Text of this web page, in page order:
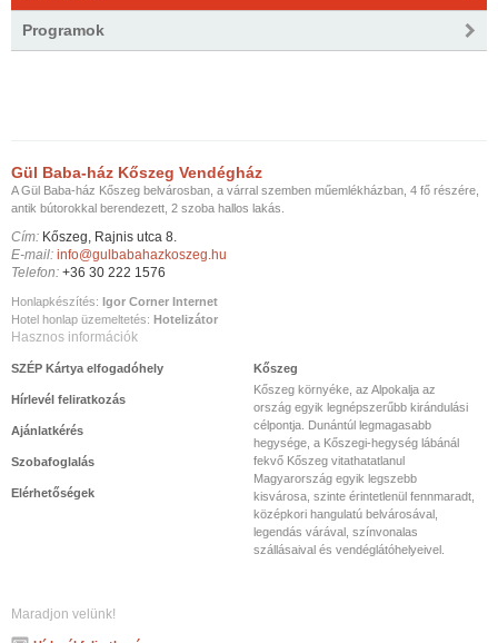
Programok
Gül Baba-ház Kőszeg Vendégház
A Gül Baba-ház Kőszeg belvárosban, a várral szemben műemlékházban, 4 fő részére,
antik bútorokkal berendezett, 2 szoba hallos lakás.
Cím: Kőszeg, Rajnis utca 8.
E-mail: info@gulbabahazkoszeg.hu
Telefon: +36 30 222 1576
Honlapkészítés: Igor Corner Internet
Hotel honlap üzemeltetés: Hotelizátor
Hasznos információk
SZÉP Kártya elfogadóhely
Hírlevél feliratkozás
Ajánlatkérés
Szobafoglalás
Elérhetőségek
Kőszeg
Kőszeg környéke, az Alpokalja az
ország egyik legnépszerűbb kirándulási
célpontja. Dunántúl legmagasabb
hegysége, a Kőszegi-hegység lábánál
fekvő Kőszeg vitathatatlanul
Magyarország egyik legszebb
kisvárosa, szinte érintetlenül fennmaradt,
középkori hangulatú belvárosával,
legendás várával, színvonalas
szállásaival és vendéglátóhelyeivel.
Maradjon velünk!